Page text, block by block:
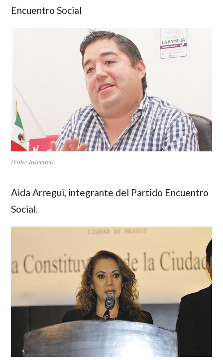
Encuentro Social
(Foto: Internet)
Aida Arregui, integrante del Partido Encuentro
Social.